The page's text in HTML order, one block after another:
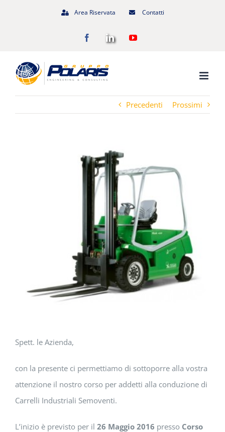
Area Riservata Contatti
FacebookLinkedInYouTube
Precedenti Prossimi
Spett. le Azienda,
con la presente ci permettiamo di sottoporre alla vostra
attenzione il nostro corso per addetti alla conduzione di
Carrelli Industriali Semoventi.
L’inizio è previsto per il 26 Maggio 2016 presso Corso